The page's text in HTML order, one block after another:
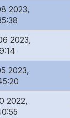
2023,
2023,
2023,
2022,